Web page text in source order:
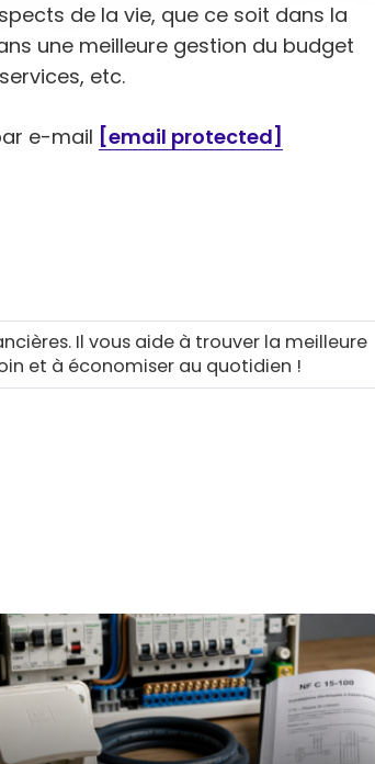
de la vie, que ce soit dans la
une meilleure gestion du budget
etc.
e-mail [email protected]
Il vous aide à trouver la meilleure
et à économiser au quotidien !